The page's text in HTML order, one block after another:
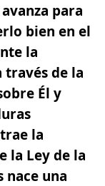
avanza para
bien en el
la
través de la
Él y
la
la Ley de la
nace una